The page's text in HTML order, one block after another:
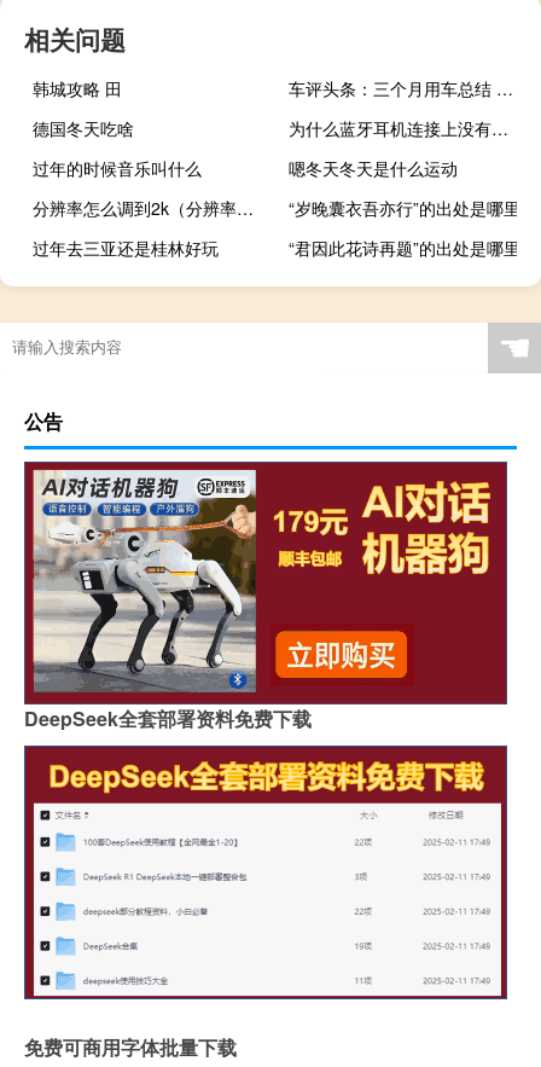
相关问题
韩城攻略 田
车评头条：三个月用车总结 途观L长期测试
德国冬天吃啥
为什么蓝牙耳机连接上没有声音
过年的时候音乐叫什么
嗯冬天冬天是什么运动
分辨率怎么调到2k（分辨率怎么调到1920）
“岁晚囊衣吾亦行”的出处是哪里
过年去三亚还是桂林好玩
“君因此花诗再题”的出处是哪里
☚
公告
DeepSeek全套部署资料免费下载
免费可商用字体批量下载